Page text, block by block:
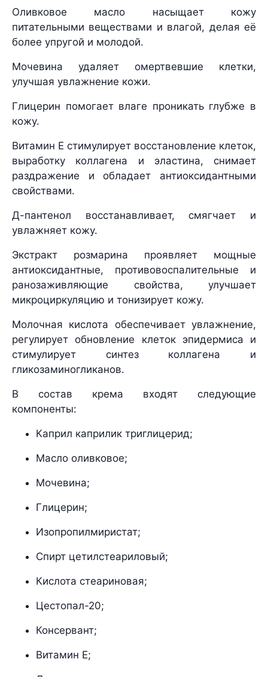
Оливковое масло насыщает кожу
питательными веществами и влагой, делая её
более упругой и молодой.
Мочевина удаляет омертвевшие клетки,
улучшая увлажнение кожи.
Глицерин помогает влаге проникать глубже в
кожу.
Витамин E стимулирует восстановление клеток,
выработку коллагена и эластина, снимает
раздражение и обладает антиоксидантными
свойствами.
Д-пантенол восстанавливает, смягчает и
увлажняет кожу.
Экстракт розмарина проявляет мощные
антиоксидантные, противовоспалительные и
ранозаживляющие свойства, улучшает
микроциркуляцию и тонизирует кожу.
Молочная кислота обеспечивает увлажнение,
регулирует обновление клеток эпидермиса и
стимулирует синтез коллагена и
гликозаминогликанов.
В состав крема входят следующие
компоненты:
Каприл каприлик триглицерид;
Масло оливковое;
Мочевина;
Глицерин;
Изопропилмиристат;
Спирт цетилстеариловый;
Кислота стеариновая;
Цестопал-20;
Консервант;
Витамин Е;